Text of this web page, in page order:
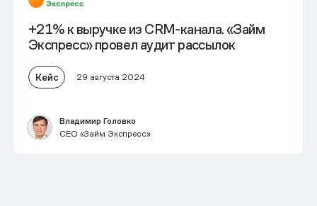
+21% к выручке из CRM-канала. «Займ
Экспресс» провел аудит рассылок
Кейс 29 августа 2024
Владимир Головко
CEO «Займ Экспресс»